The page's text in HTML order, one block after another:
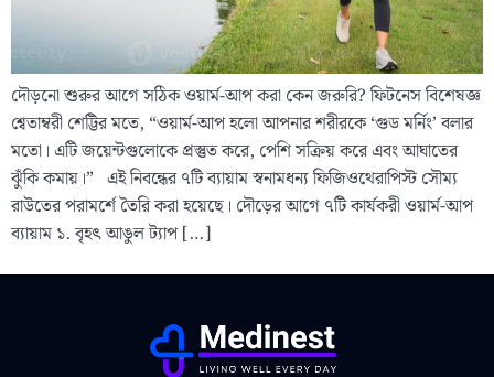
দৌড়নো শুরুর আগে সঠিক ওয়ার্ম-আপ করা কেন জরুরি? ফিটনেস বিশেষজ্ঞ
শ্বেতাম্বরী শেট্টির মতে, “ওয়ার্ম-আপ হলো আপনার শরীরকে ‘গুড মর্নিং’ বলার
মতো। এটি জয়েন্টগুলোকে প্রস্তুত করে, পেশি সক্রিয় করে এবং আঘাতের
ঝুঁকি কমায়।” এই নিবন্ধের ৭টি ব্যায়াম স্বনামধন্য ফিজিওথেরাপিস্ট সৌম্য
রাউতের পরামর্শে তৈরি করা হয়েছে। দৌড়ের আগে ৭টি কার্যকরী ওয়ার্ম-আপ
ব্যায়াম ১. বৃহৎ আঙুল ট্যাপ […]